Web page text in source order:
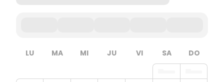
LU MA MI JU VI SA DO